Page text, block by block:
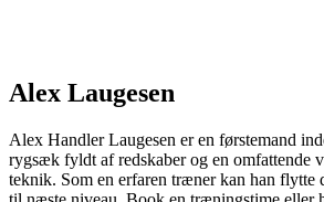
Alex Laugesen
Alex Handler Laugesen er en førstemand
rygsæk fyldt af redskaber og en omfattende
teknik. Som en erfaren træner kan han flytte